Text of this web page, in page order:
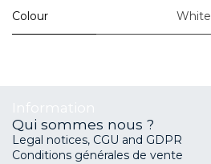
Colour White
Qui sommes nous ?
Legal notices, CGU and GDPR
Conditions générales de vente